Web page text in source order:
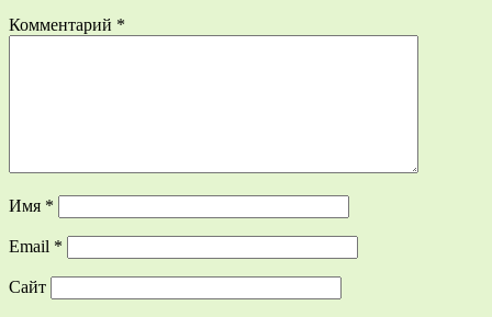
Комментарий *
Имя *
Email *
Сайт